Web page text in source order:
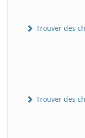
Trouver des
Trouver des